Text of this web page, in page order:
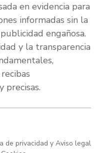
en evidencia para
informadas sin la
engañosa.
y la transparencia
precisas.
de privacidad y Aviso legal